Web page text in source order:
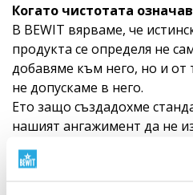
Когато чистотата
В BEWIT вярваме, че
продукта се определя не
добавяме към него, но и от
не допускаме в него.
Ето защо създадохме
нашият ангажимент да не
добавки от
аромати, ненужни